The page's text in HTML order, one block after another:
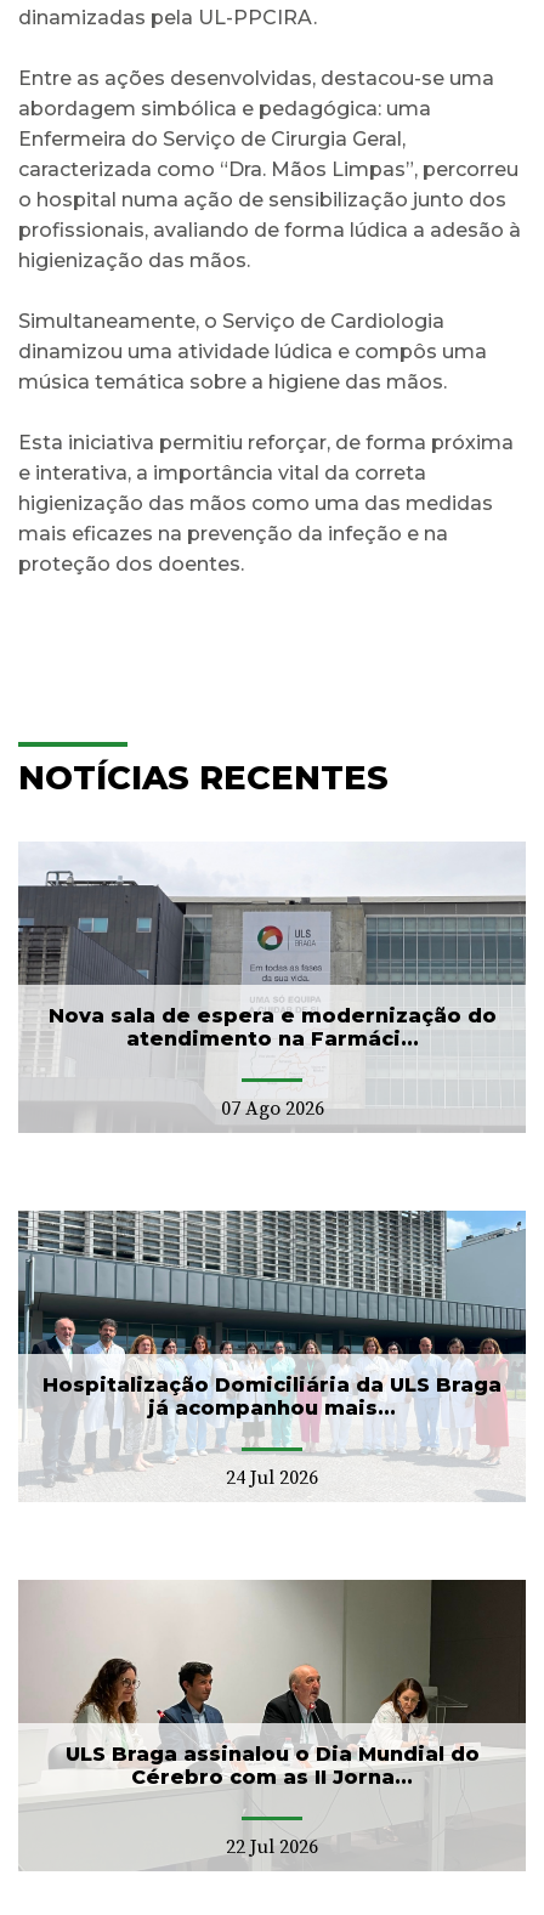
dinamizadas pela UL-PPCIRA.
Entre as ações desenvolvidas, destacou-se uma
abordagem simbólica e pedagógica: uma
Enfermeira do Serviço de Cirurgia Geral,
caracterizada como “Dra. Mãos Limpas”, percorreu
o hospital numa ação de sensibilização junto dos
profissionais, avaliando de forma lúdica a adesão à
higienização das mãos.
Simultaneamente, o Serviço de Cardiologia
dinamizou uma atividade lúdica e compôs uma
música temática sobre a higiene das mãos.
Esta iniciativa permitiu reforçar, de forma próxima
e interativa, a importância vital da correta
higienização das mãos como uma das medidas
mais eficazes na prevenção da infeção e na
proteção dos doentes.
NOTÍCIAS RECENTES
Nova sala de espera e modernização do
atendimento na Farmáci...
07 Ago 2026
Hospitalização Domiciliária da ULS Braga
já acompanhou mais...
24 Jul 2026
ULS Braga assinalou o Dia Mundial do
Cérebro com as II Jorna...
22 Jul 2026